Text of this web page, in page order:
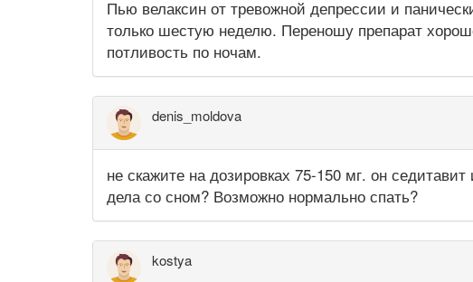
Пью велаксин от тревожной депрессии и
только шестую неделю. Переношу препарат
потливость по ночам.
denis_moldova
не скажите на дозировках 75-150 мг. он
дела со сном? Возможно нормально спать?
kostya